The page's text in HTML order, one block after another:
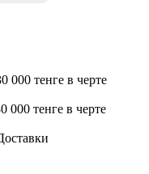
000 тенге в черте
тенге в черте